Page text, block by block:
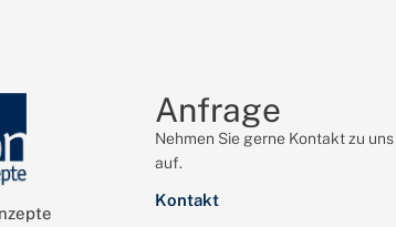
Anfrage
Nehmen Sie gerne Kontakt zu uns
auf.
Kontakt